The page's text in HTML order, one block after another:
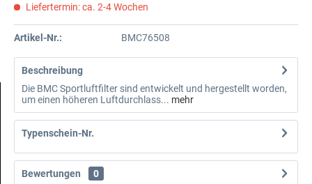
Liefertermin: ca. 2-4 Wochen
Artikel-Nr.: BMC76508
Beschreibung
Die BMC Sportluftfilter sind entwickelt und hergestellt worden,
um einen höheren Luftdurchlass... mehr
Typenschein-Nr.
Bewertungen
0